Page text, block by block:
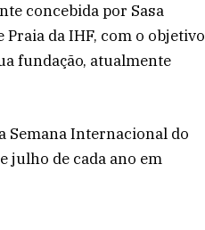
concebida por Sasa
da IHF, com o objetivo
fundação, atualmente
Semana Internacional do
julho de cada ano em